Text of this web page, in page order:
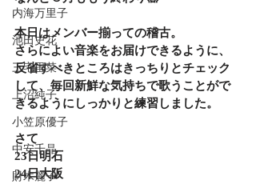
内海万里子
池田史花
三宅里菜
上沼純子
小笠原優子
中安千晶
財木麗子
本日はメンバー揃っての稽古。
さらによい音楽をお届けできるように、
反省すべきところはきっちりとチェック
して、毎回新鮮な気持ちで歌うことがで
きるようにしっかりと練習しました。
さて
23日明石
24日大阪